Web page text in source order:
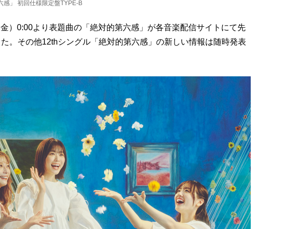
感」 初回仕様限定盤TYPE-B
）0:00より表題曲の「絶対的第六感」が各音楽配信サイトにて先
。その他12thシングル「絶対的第六感」の新しい情報は随時発表